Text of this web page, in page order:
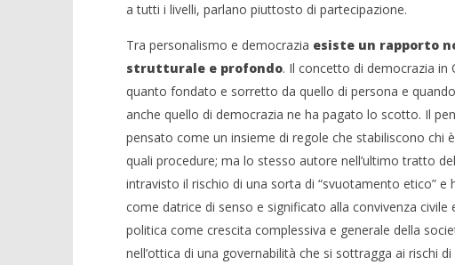
a tutti i livelli, parlano piuttosto di partecipazione.
Tra personalismo e democrazia esiste un rapporto
strutturale e profondo. Il concetto di democrazia
quanto fondato e sorretto da quello di persona e
anche quello di democrazia ne ha pagato lo scotto. Il
pensato come un insieme di regole che stabiliscono chi
quali procedure; ma lo stesso autore nell’ultimo tratto
intravisto il rischio di una sorta di “svuotamento etico”
come datrice di senso e significato alla convivenza
politica come crescita complessiva e generale della
nell’ottica di una governabilità che si sottragga ai rischi